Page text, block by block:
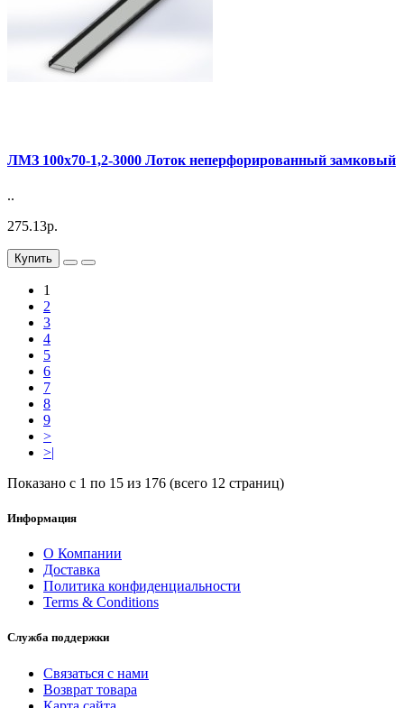
ЛМЗ 100х70-1,2-3000 Лоток неперфорированный замковый
..
275.13р.
Купить
1
2
3
4
5
6
7
8
9
>
>|
Показано с 1 по 15 из 176 (всего 12 страниц)
Информация
О Компании
Доставка
Политика конфиденциальности
Terms & Conditions
Служба поддержки
Связаться с нами
Возврат товара